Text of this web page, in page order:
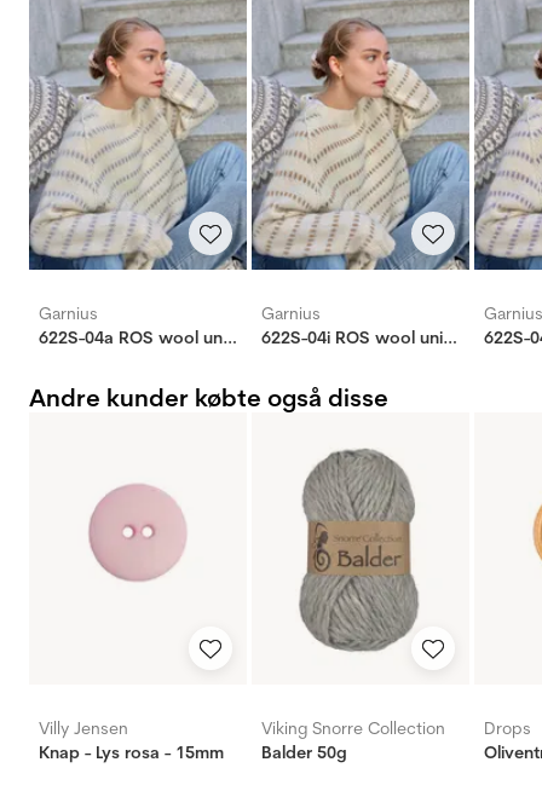
Garnius
622S-04a ROS wool unisex
Garnius
622S-04i ROS wool unisex
Garnius
Andre kunder købte også disse
Villy Jensen
Knap - Lys rosa - 15mm
Viking Snorre Collection
Balder 50g
Drops